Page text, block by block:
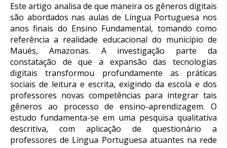
Este artigo analisa de que maneira os gêneros digitais
são abordados nas aulas de Língua Portuguesa nos
anos finais do Ensino Fundamental, tomando como
referência a realidade educacional do município de
Maués, Amazonas. A investigação parte da
constatação de que a expansão das tecnologias
digitais transformou profundamente as práticas
sociais de leitura e escrita, exigindo da escola e dos
professores novas competências para integrar tais
gêneros ao processo de ensino-aprendizagem. O
estudo fundamenta-se em uma pesquisa qualitativa
descritiva, com aplicação de questionário a
professores de Língua Portuguesa atuantes na rede